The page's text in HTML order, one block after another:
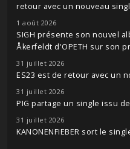
retour avec un nouveau
1 août 2026
SIGH présente son nouvel
Åkerfeldt d'OPETH sur son
31 juillet 2026
ES23 est de retour avec un
31 juillet 2026
PIG partage un single issu
31 juillet 2026
KANONENFIEBER sort le